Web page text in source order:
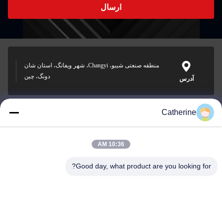
ارسال
آدرس
منطقه صنعتی شیبو، Changyi، شهر ویفانگ، استان شان
دونگ، چین
padraic@huayumachine.cn
Catherine
10:36 AM
Good day, what product are you looking for?